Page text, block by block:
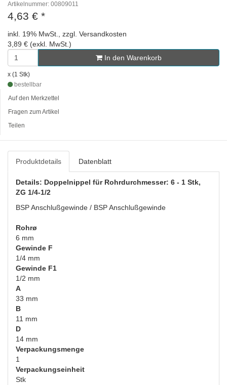
Artikelnummer: 00809011
4,63 € *
inkl. 19% MwSt., zzgl. Versandkosten
3,89 € (exkl. MwSt.)
In den Warenkorb
x (1 Stk)
bestellbar
Auf den Merkzettel
Fragen zum Artikel
Teilen
Produktdetails Datenblatt
Details: Doppelnippel für Rohrdurchmesser: 6 - 1 Stk,
ZG 1/4-1/2
BSP Anschlußgewinde / BSP Anschlußgewinde
Rohrø
6 mm
Gewinde F
1/4 mm
Gewinde F1
1/2 mm
A
33 mm
B
11 mm
D
14 mm
Verpackungsmenge
1
Verpackungseinheit
Stk